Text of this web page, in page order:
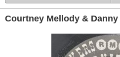
Courtney Mellody & Danny